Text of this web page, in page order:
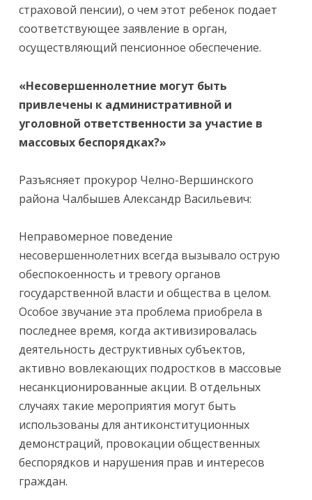
страховой пенсии), о чем этот ребенок подает
соответствующее заявление в орган,
осуществляющий пенсионное обеспечение.
«Несовершеннолетние могут быть
привлечены к административной и
уголовной ответственности за участие в
массовых беспорядках?»
Разъясняет прокурор Челно-Вершинского
района Чалбышев Александр Васильевич:
Неправомерное поведение
несовершеннолетних всегда вызывало острую
обеспокоенность и тревогу органов
государственной власти и общества в целом.
Особое звучание эта проблема приобрела в
последнее время, когда активизировалась
деятельность деструктивных субъектов,
активно вовлекающих подростков в массовые
несанкционированные акции. В отдельных
случаях такие мероприятия могут быть
использованы для антиконституционных
демонстраций, провокации общественных
беспорядков и нарушения прав и интересов
граждан.